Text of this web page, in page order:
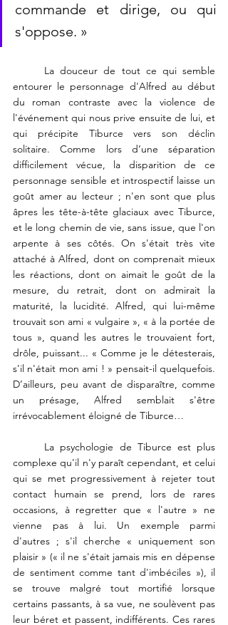
commande et dirige, ou qui
s'oppose. »
entourer le personnage d'Alfred au début
du roman contraste avec la violence de
l'événement qui nous prive ensuite de lui, et
qui précipite Tiburce vers son déclin
solitaire. Comme lors d’une séparation
difficilement vécue, la disparition de ce
personnage sensible et introspectif laisse un
goût amer au lecteur ; n'en sont que plus
âpres les tête-à-tête glaciaux avec Tiburce,
et le long chemin de vie, sans issue, que l'on
arpente à ses côtés. On s'était très vite
attaché à Alfred, dont on comprenait mieux
les réactions, dont on aimait le goût de la
mesure, du retrait, dont on admirait la
maturité, la lucidité. Alfred, qui lui-même
trouvait son ami « vulgaire », « à la portée de
tous », quand les autres le trouvaient fort,
drôle, puissant... « Comme je le détesterais,
s'il n'était mon ami ! » pensait-il quelquefois.
D’ailleurs, peu avant de disparaître, comme
un présage, Alfred semblait s'être
irrévocablement éloigné de Tiburce…
La psychologie de Tiburce est plus
complexe qu'il n'y paraît cependant, et celui
qui se met progressivement à rejeter tout
contact humain se prend, lors de rares
occasions, à regretter que « l'autre » ne
vienne pas à lui. Un exemple parmi
d'autres ; s'il cherche « uniquement son
plaisir » (« il ne s'était jamais mis en dépense
de sentiment comme tant d'imbéciles »), il
se trouve malgré tout mortifié lorsque
certains passants, à sa vue, ne soulèvent pas
leur béret et passent, indifférents. Ces rares